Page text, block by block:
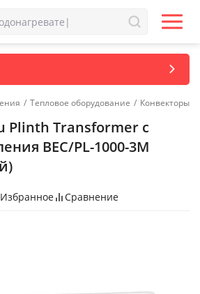
/ Тепловое оборудование / Конвекторы
Plinth Transformer с
BEC/PL-1000-3M
Избранное Сравнение